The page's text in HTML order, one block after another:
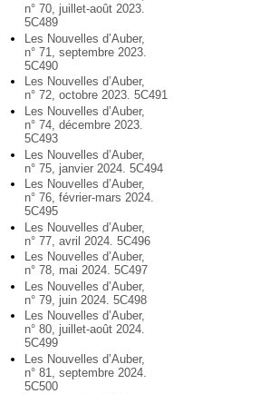
n° 70, juillet-août 2023.
5C489
Les Nouvelles d’Auber,
n° 71, septembre 2023.
5C490
Les Nouvelles d’Auber,
n° 72, octobre 2023. 5C491
Les Nouvelles d’Auber,
n° 74, décembre 2023.
5C493
Les Nouvelles d’Auber,
n° 75, janvier 2024. 5C494
Les Nouvelles d’Auber,
n° 76, février-mars 2024.
5C495
Les Nouvelles d’Auber,
n° 77, avril 2024. 5C496
Les Nouvelles d’Auber,
n° 78, mai 2024. 5C497
Les Nouvelles d’Auber,
n° 79, juin 2024. 5C498
Les Nouvelles d’Auber,
n° 80, juillet-août 2024.
5C499
Les Nouvelles d’Auber,
n° 81, septembre 2024.
5C500